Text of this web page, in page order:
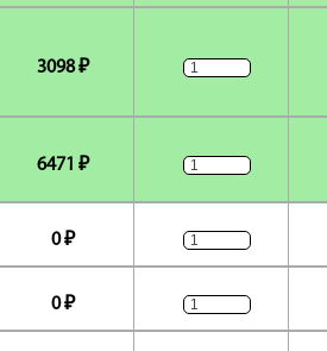
3098 ₽
6471 ₽
0 ₽
0 ₽